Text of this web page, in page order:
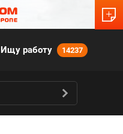
Ищу работу 14237